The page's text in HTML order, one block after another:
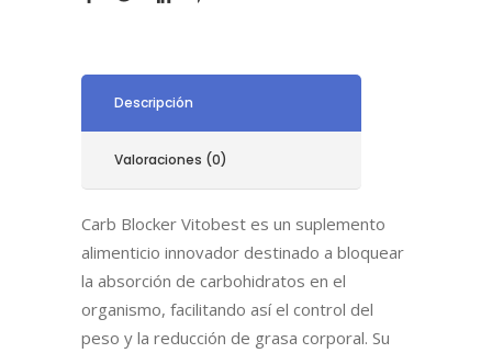
Descripción
Valoraciones (0)
Carb Blocker Vitobest es un suplemento
alimenticio innovador destinado a bloquear
la absorción de carbohidratos en el
organismo, facilitando así el control del
peso y la reducción de grasa corporal. Su